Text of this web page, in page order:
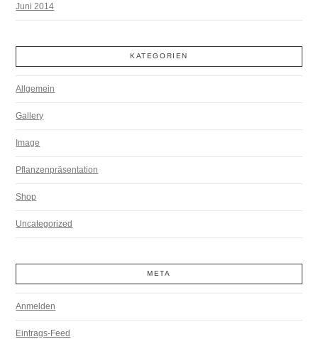
Juni 2014
KATEGORIEN
Allgemein
Gallery
Image
Pflanzenpräsentation
Shop
Uncategorized
META
Anmelden
Eintrags-Feed